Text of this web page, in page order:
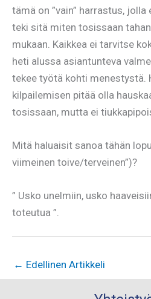
tämä on ”vain” harrastus,
teki sitä miten tosissaan
mukaan. Kaikkea ei tarvitse
heti alussa asiantunteva
tekee työtä kohti menestystä.
kilpailemisen pitää olla
tosissaan, mutta ei
Mitä haluaisit sanoa tähän
viimeinen toive/terveinen”)?
” Usko unelmiin, usko
toteutua ”.
← Edellinen Artikkeli